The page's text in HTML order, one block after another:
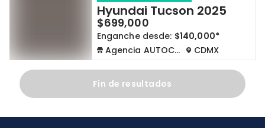
Hyundai Tucson 2025
$699,000
Enganche desde: $140,000*
Agencia AUTOCOM
CDMX
Fin de resultados